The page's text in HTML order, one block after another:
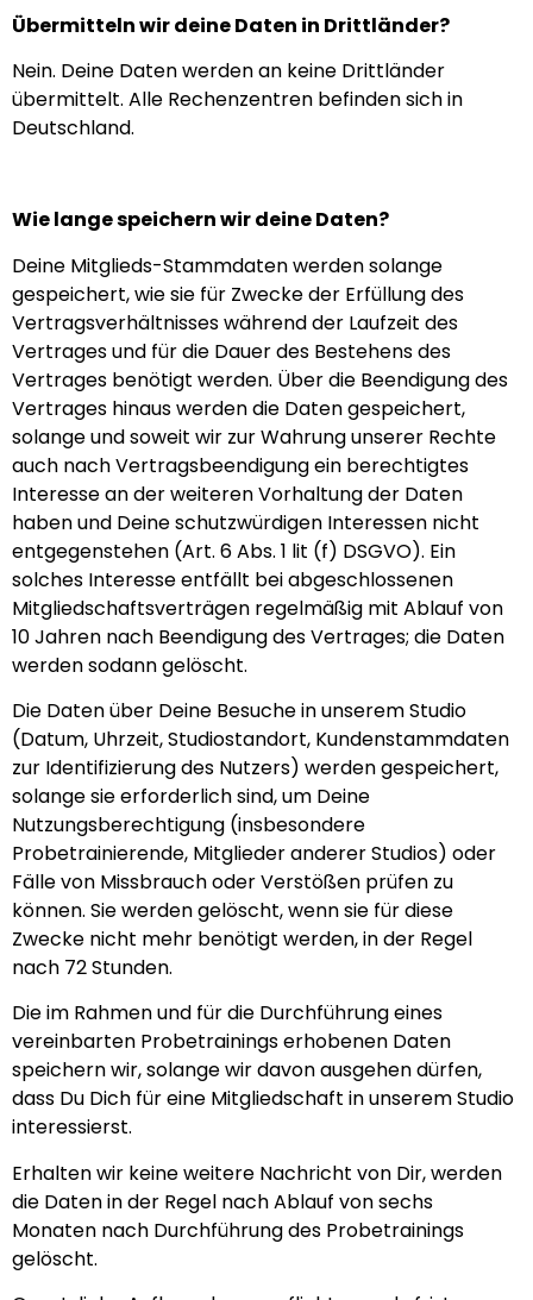
Übermitteln wir deine Daten in Drittländer?
Nein. Deine Daten werden an keine Drittländer
übermittelt. Alle Rechenzentren befinden sich in
Deutschland.
Wie lange speichern wir deine Daten?
Deine Mitglieds-Stammdaten werden solange
gespeichert, wie sie für Zwecke der Erfüllung des
Vertragsverhältnisses während der Laufzeit des
Vertrages und für die Dauer des Bestehens des
Vertrages benötigt werden. Über die Beendigung des
Vertrages hinaus werden die Daten gespeichert,
solange und soweit wir zur Wahrung unserer Rechte
auch nach Vertragsbeendigung ein berechtigtes
Interesse an der weiteren Vorhaltung der Daten
haben und Deine schutzwürdigen Interessen nicht
entgegenstehen (Art. 6 Abs. 1 lit (f) DSGVO). Ein
solches Interesse entfällt bei abgeschlossenen
Mitgliedschaftsverträgen regelmäßig mit Ablauf von
10 Jahren nach Beendigung des Vertrages; die Daten
werden sodann gelöscht.
Die Daten über Deine Besuche in unserem Studio
(Datum, Uhrzeit, Studiostandort, Kundenstammdaten
zur Identifizierung des Nutzers) werden gespeichert,
solange sie erforderlich sind, um Deine
Nutzungsberechtigung (insbesondere
Probetrainierende, Mitglieder anderer Studios) oder
Fälle von Missbrauch oder Verstößen prüfen zu
können. Sie werden gelöscht, wenn sie für diese
Zwecke nicht mehr benötigt werden, in der Regel
nach 72 Stunden.
Die im Rahmen und für die Durchführung eines
vereinbarten Probetrainings erhobenen Daten
speichern wir, solange wir davon ausgehen dürfen,
dass Du Dich für eine Mitgliedschaft in unserem Studio
interessierst.
Erhalten wir keine weitere Nachricht von Dir, werden
die Daten in der Regel nach Ablauf von sechs
Monaten nach Durchführung des Probetrainings
gelöscht.